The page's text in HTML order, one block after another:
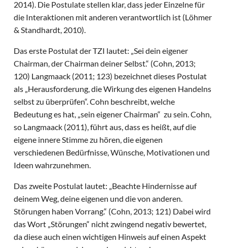
2014). Die Postulate stellen klar, dass jeder Einzelne für
die Interaktionen mit anderen verantwortlich ist (Löhmer
& Standhardt, 2010).
Das erste Postulat der TZI lautet: „Sei dein eigener
Chairman, der Chairman deiner Selbst.“ (Cohn, 2013;
120) Langmaack (2011; 123) bezeichnet dieses Postulat
als „Herausforderung, die Wirkung des eigenen Handelns
selbst zu überprüfen“. Cohn beschreibt, welche
Bedeutung es hat, „sein eigener Chairman“ zu sein. Cohn,
so Langmaack (2011), führt aus, dass es heißt, auf die
eigene innere Stimme zu hören, die eigenen
verschiedenen Bedürfnisse, Wünsche, Motivationen und
Ideen wahrzunehmen.
Das zweite Postulat lautet: „Beachte Hindernisse auf
deinem Weg, deine eigenen und die von anderen.
Störungen haben Vorrang.“ (Cohn, 2013; 121) Dabei wird
das Wort „Störungen“ nicht zwingend negativ bewertet,
da diese auch einen wichtigen Hinweis auf einen Aspekt